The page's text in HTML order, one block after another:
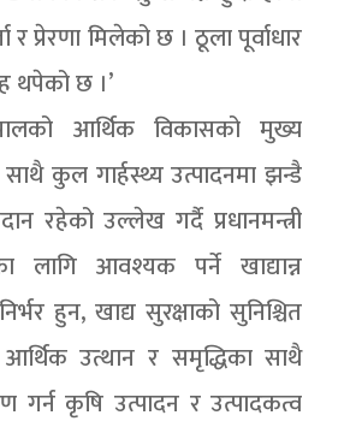
र प्रेरणा मिलेको छ । ठूला पूर्वाधार
थपेको छ ।’
आर्थिक विकासको मुख्य
कुल गार्हस्थ्य उत्पादनमा झन्डै
रहेको उल्लेख गर्दै प्रधानमन्त्री
लागि आवश्यक पर्ने खाद्यान्न
हुन, खाद्य सुरक्षाको सुनिश्चित
उत्थान र समृद्धिका साथै
गर्न कृषि उत्पादन र उत्पादकत्व